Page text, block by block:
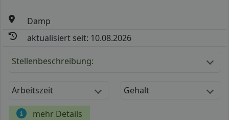
Damp
aktualisiert seit: 10.08.2026
Stellenbeschreibung:
Arbeitszeit Gehalt
mehr Details